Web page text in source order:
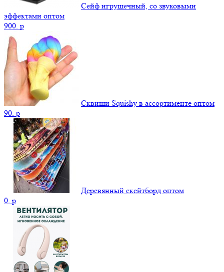
Сейф игрушечный, со звуковыми
эффектами оптом
900. p
Сквиши Squishy в ассортименте оптом
90. p
Деревянный скейтборд оптом
0. p